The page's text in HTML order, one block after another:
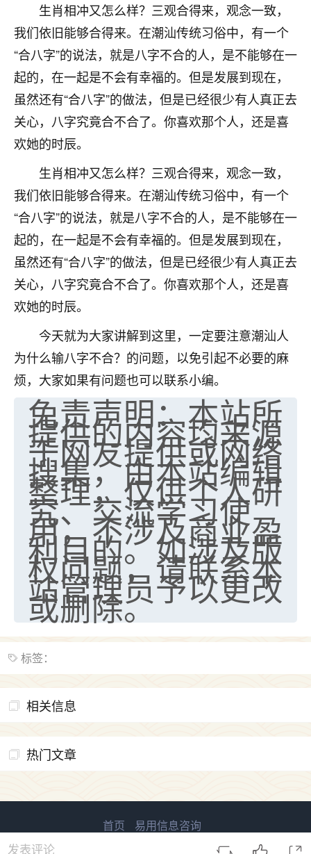
生肖相冲又怎么样？三观合得来，观念一致，
我们依旧能够合得来。在潮汕传统习俗中，有一个
“合八字”的说法，就是八字不合的人，是不能够在一
起的，在一起是不会有幸福的。但是发展到现在，
虽然还有“合八字”的做法，但是已经很少有人真正去
关心，八字究竟合不合了。你喜欢那个人，还是喜
欢她的时辰。
生肖相冲又怎么样？三观合得来，观念一致，
我们依旧能够合得来。在潮汕传统习俗中，有一个
“合八字”的说法，就是八字不合的人，是不能够在一
起的，在一起是不会有幸福的。但是发展到现在，
虽然还有“合八字”的做法，但是已经很少有人真正去
关心，八字究竟合不合了。你喜欢那个人，还是喜
欢她的时辰。
今天就为大家讲解到这里，一定要注意潮汕人
为什么输八字不合？的问题，以免引起不必要的麻
烦，大家如果有问题也可以联系小编。
免责声明：本站所
提供的内容均来源
于网友提供或网络
搜集，由本站编辑
整理，仅供个人研
究、交流学习使
用，不涉及商业盈
利目的。如涉及版
权问题，请联系本
站管理员予以更改
或删除。
标签：
相关信息
热门文章
发表评论
我也想找老师看看，有没有人给个联系方式的啊？
鹿森：慧来老师微信：gjsy0624
1天前 来自江西 12
青春168
我也想要，我也想要！
2天前 来自山西
Jessica李
老师做不做超度法事？我想给我奶奶做超度，她今年
刚去世了。
七零老顽童 ：我母亲前年离世，刚开始我经常
做梦梦见她，后来也是朋友介绍，找到慧来老
师，安排了超度法事，做梦再也没有梦到过
了，一开始是半信半疑的，图个心安，给亡母
超度，现在看来，人不信也不行。
11
优秀的张同学
老师收徒吗？？我对这些很感兴趣
2天前 来自山西 15
首页 易用信息咨询
鲁ICP备2023027138号-2